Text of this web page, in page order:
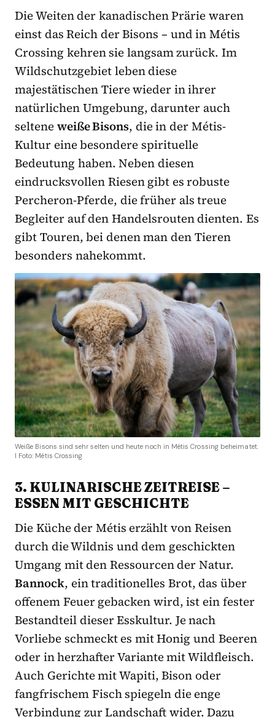
Die Weiten der kanadischen Prärie waren
einst das Reich der Bisons – und in Métis
Crossing kehren sie langsam zurück. Im
Wildschutzgebiet leben diese
majestätischen Tiere wieder in ihrer
natürlichen Umgebung, darunter auch
selteneweiße Bisons, die in der Métis-
Kultur eine besondere spirituelle
Bedeutung haben. Neben diesen
eindrucksvollen Riesen gibt es robuste
Percheron-Pferde, die früher als treue
Begleiter auf den Handelsrouten dienten. Es
gibt Touren, bei denen man den Tieren
besonders nahekommt.
Weiße Bisons sind sehr selten und heute noch in Métis Crossing beheimatet.
I Foto: Métis Crossing
3. KULINARISCHE ZEITREISE –
ESSEN MIT GESCHICHTE
Die Küche der Métis erzählt von Reisen
durch die Wildnis und dem geschickten
Umgang mit den Ressourcen der Natur.
Bannock, ein traditionelles Brot, das über
offenem Feuer gebacken wird, ist ein fester
Bestandteil dieser Esskultur. Je nach
Vorliebe schmeckt es mit Honig und Beeren
oder in herzhafter Variante mit Wildfleisch.
Auch Gerichte mit Wapiti, Bison oder
fangfrischem Fisch spiegeln die enge
Verbindung zur Landschaft wider. Dazu